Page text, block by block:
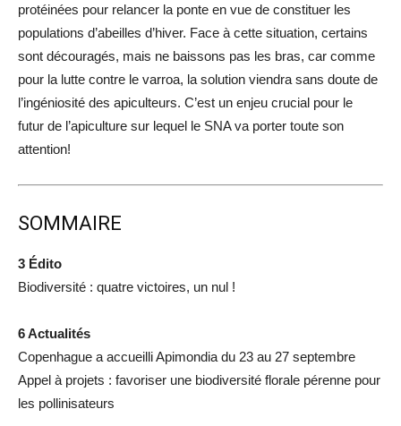
protéinées pour relancer la ponte en vue de constituer les
populations d’abeilles d’hiver. Face à cette situation, certains
sont découragés, mais ne baissons pas les bras, car comme
pour la lutte contre le varroa, la solution viendra sans doute de
l’ingéniosité des apiculteurs. C’est un enjeu crucial pour le
futur de l’apiculture sur lequel le SNA va porter toute son
attention!
SOMMAIRE
3 Édito
Biodiversité : quatre victoires, un nul !
6 Actualités
Copenhague a accueilli Apimondia du 23 au 27 septembre
Appel à projets : favoriser une biodiversité florale pérenne pour
les pollinisateurs